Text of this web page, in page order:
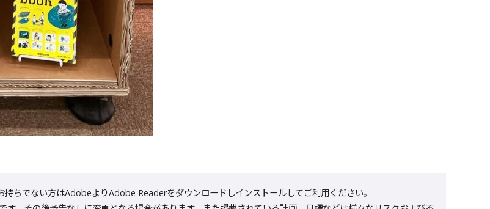
ちでない方はAdobeよりAdobe Readerをダウンロードしインストールしてご利用ください。